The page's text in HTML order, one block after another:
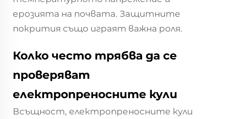
ерозията на почвата. Защитните
покрития също играят важна роля.
Колко често трябва да се
проверяват
електропреносните кули
Всъщност, електропреносните кули